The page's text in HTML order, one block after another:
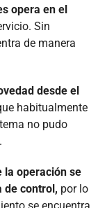
opera en el
Sin
de manera
desde el
habitualmente
no pudo
la operación se
de control, por lo
se encuentra